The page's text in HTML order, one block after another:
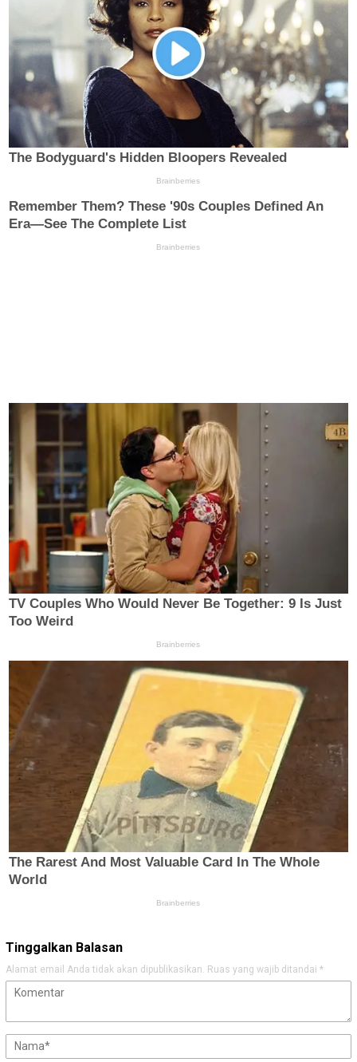
Tinggalkan Balasan
Alamat email Anda tidak akan dipublikasikan. Ruas yang wajib ditandai *